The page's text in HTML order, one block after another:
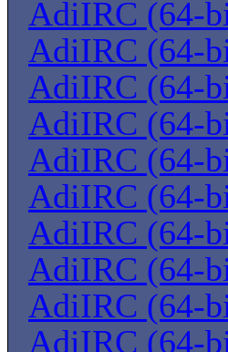
AdiIRC (64-
AdiIRC (64-
AdiIRC (64-
AdiIRC (64-
AdiIRC (64-
AdiIRC (64-
AdiIRC (64-
AdiIRC (64-
AdiIRC (64-
AdiIRC (64-